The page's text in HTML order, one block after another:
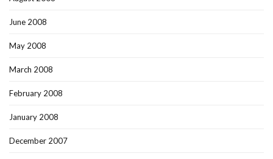
June 2008
May 2008
March 2008
February 2008
January 2008
December 2007